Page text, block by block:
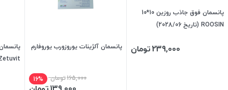
پانسمان فوق جاذب روزین 10*10
ROOSIN (تاریخ 2028/06)
239,000تومان پانسمان آلژینات یوروزورب یوروفارم
165,000تومان 16%